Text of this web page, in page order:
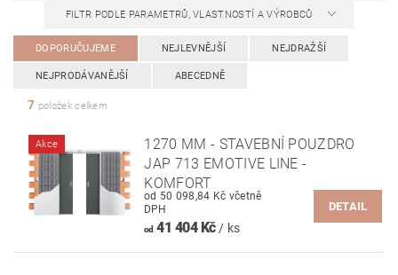
FILTR PODLE PARAMETRŮ, VLASTNOSTÍ A VÝROBCŮ
DOPORUČUJEME NEJLEVNĚJŠÍ NEJDRAŽŠÍ
NEJPRODÁVANĚJŠÍ ABECEDNĚ
7 položek celkem
Akce
1270 MM - STAVEBNÍ POUZDRO
JAP 713 EMOTIVE LINE -
KOMFORT
od 50 098,84 Kč včetně
DPH
od41 404 Kč/ ks
DETAIL